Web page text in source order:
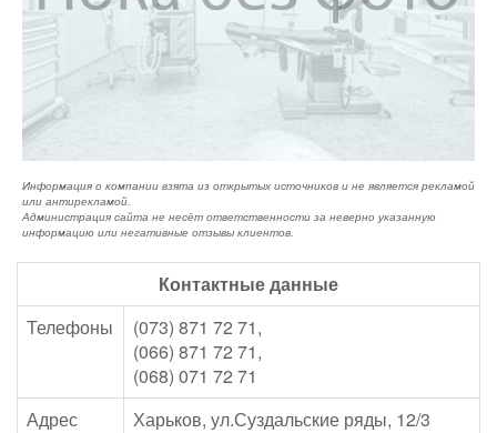
Информация о компании взята из открытых источников и не является рекламой
или антирекламой.
Администрация сайта не несёт ответственности за неверно указанную
информацию или негативные отзывы клиентов.
Контактные данные
Телефоны
(073) 871 72 71,
(066) 871 72 71,
(068) 071 72 71
Адрес
Харьков, ул.Суздальские ряды, 12/3